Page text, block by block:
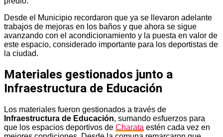
Desde el Municipio recordaron que ya se llevaron adelante
trabajos de mejoras en los baños y que ahora se sigue
avanzando con el acondicionamiento y la puesta en valor de
este espacio, considerado importante para los deportistas de
la ciudad.
Materiales gestionados junto a
Infraestructura de Educación
Los materiales fueron gestionados a través de
Infraestructura de Educación, sumando esfuerzos para
que los espacios deportivos de Charata estén cada vez en